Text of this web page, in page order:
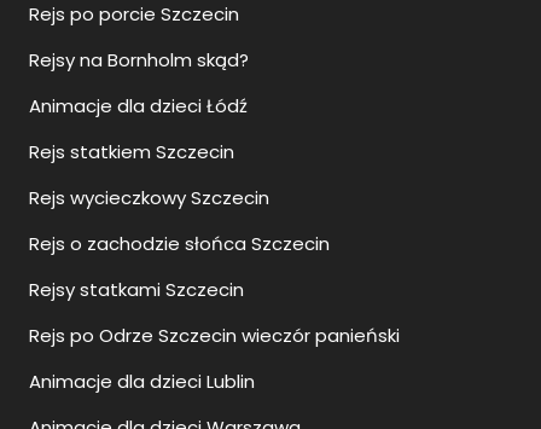
Rejs po porcie Szczecin
Rejsy na Bornholm skąd?
Animacje dla dzieci Łódź
Rejs statkiem Szczecin
Rejs wycieczkowy Szczecin
Rejs o zachodzie słońca Szczecin
Rejsy statkami Szczecin
Rejs po Odrze Szczecin wieczór panieński
Animacje dla dzieci Lublin